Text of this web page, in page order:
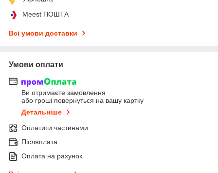
Meest ПОШТА
Всі умови доставки
Умови оплати
Ви отримаєте замовлення
або гроші повернуться на вашу картку
Детальніше
Оплатити частинами
Післяплата
Оплата на рахунок